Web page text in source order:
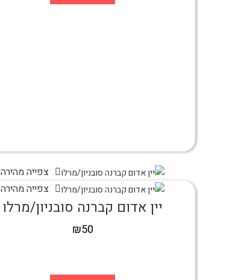
צפייה מהירה
צפייה מהירה
יין אדום קברנה סובניון/מרלו
₪50